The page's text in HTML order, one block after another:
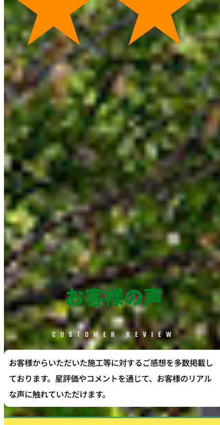
お客様の声
CUSTOMER REVIEW
お客様からいただいた施工等に対するご感想を多数掲載し
ております。星評価やコメントを通じて、お客様のリアル
な声に触れていただけます。